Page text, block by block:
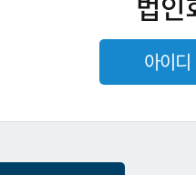
아이디